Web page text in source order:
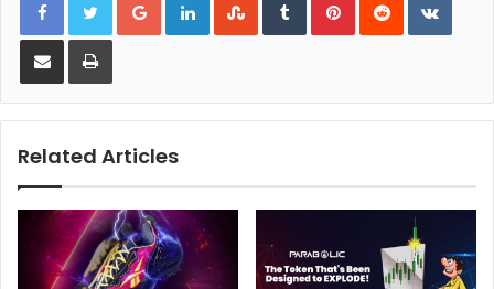
Share via Email Print
Related Articles